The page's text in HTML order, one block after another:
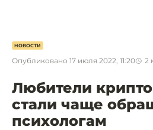
НОВОСТИ
Опубликовано 17 июля 2022, 11:20 2
Любители
стали чаще
психологам